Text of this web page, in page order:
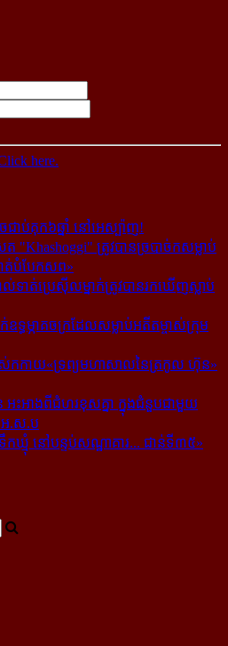
here.
ាប់​គុក​៦ឆ្នាំ នៅ​អេស្ប៉ាញ!
ត "Khashoggi" ត្រូវ​បាន​ច្របាច់ក​សម្លាប់​
ាត់​បំបែក​សព»
ល់ទាត់​ប្រេស៊ីល​ម្នាក់​ត្រូវ​បាន​រក​ឃើញ​ស្លាប់​
ក់​ឧទ្ធម្ភាគចក្រ​ដែល​សម្លាប់​អតីត​ម្ចាស់​ក្រុម​
កកាយ​«ទ្រព្យមហាសាល​នៃ​ត្រកូល ហ៊ុន»​
ះអាង​ពី​ជំហរ​ខុស​គ្នា ក្នុង​ជំនួប​ជាមួយ​
អ.ស.ប
ទឹកឃ្មុំ នៅបន្ទប់សណ្ឋាគារ... ជាន់ទី៣៥»